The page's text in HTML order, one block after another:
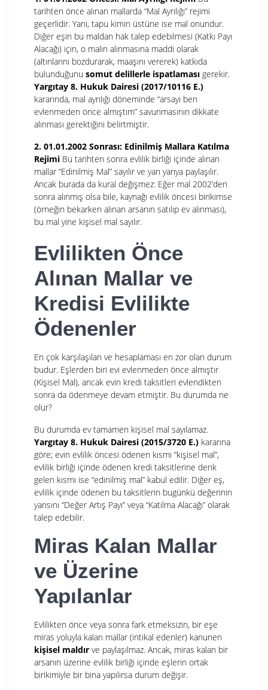
tarihten önce alınan mallarda “Mal Ayrılığı” rejimi
geçerlidir. Yani, tapu kimin üstüne ise mal onundur.
Diğer eşin bu maldan hak talep edebilmesi (Katkı Payı
Alacağı) için, o malın alınmasına maddi olarak
(altınlarını bozdurarak, maaşını vererek) katkıda
bulunduğunu somut delillerle ispatlaması gerekir.
Yargıtay 8. Hukuk Dairesi (2017/10116 E.)
kararında, mal ayrılığı döneminde “arsayı ben
evlenmeden önce almıştım” savunmasının dikkate
alınması gerektiğini belirtmiştir.
2. 01.01.2002 Sonrası: Edinilmiş Mallara Katılma
Rejimi Bu tarihten sonra evlilik birliği içinde alınan
mallar “Edinilmiş Mal” sayılır ve yarı yarıya paylaşılır.
Ancak burada da kural değişmez: Eğer mal 2002’den
sonra alınmış olsa bile, kaynağı evlilik öncesi birikimse
(örneğin bekarken alınan arsanın satılıp ev alınması),
bu mal yine kişisel mal sayılır.
Evlilikten Önce
Alınan Mallar ve
Kredisi Evlilikte
Ödenenler
En çok karşılaşılan ve hesaplaması en zor olan durum
budur. Eşlerden biri evi evlenmeden önce almıştır
(Kişisel Mal), ancak evin kredi taksitleri evlendikten
sonra da ödenmeye devam etmiştir. Bu durumda ne
olur?
Bu durumda ev tamamen kişisel mal sayılamaz.
Yargıtay 8. Hukuk Dairesi (2015/3720 E.) kararına
göre; evin evlilik öncesi ödenen kısmı “kişisel mal”,
evlilik birliği içinde ödenen kredi taksitlerine denk
gelen kısmı ise “edinilmiş mal” kabul edilir. Diğer eş,
evlilik içinde ödenen bu taksitlerin bugünkü değerinin
yarısını “Değer Artış Payı” veya “Katılma Alacağı” olarak
talep edebilir.
Miras Kalan Mallar
ve Üzerine
Yapılanlar
Evlilikten önce veya sonra fark etmeksizin, bir eşe
miras yoluyla kalan mallar (intikal edenler) kanunen
kişisel maldır ve paylaşılmaz. Ancak, miras kalan bir
arsanın üzerine evlilik birliği içinde eşlerin ortak
birikimiyle bir bina yapılırsa durum değişir.